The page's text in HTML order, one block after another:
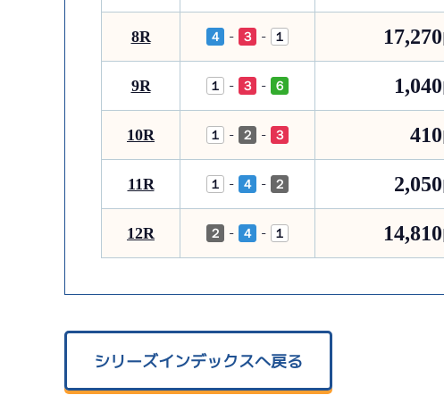
8R ４ - ３ - １ 17,270
9R １ - ３ - ６ 1,040
10R １ - ２ - ３ 410
11R １ - ４ - ２ 2,050
12R ２ - ４ - １ 14,810
シリーズインデックスへ戻る